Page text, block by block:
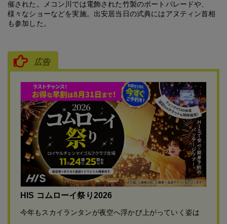
催された。メコン川では電飾された竹製のボートパレードや、
様々なショーなどを実施。出安居当日の式典にはアヌティン首相
も参加した。
広告
HIS コムローイ祭り2026
今年もスカイランタンが夜空へ浮かび上がっていく姿は